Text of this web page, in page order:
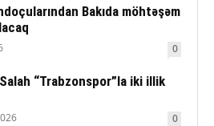
Bakıda möhtəşəm
0
“Trabzonspor”la iki illik
0